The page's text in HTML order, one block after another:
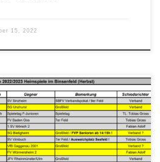
15, 2022
konnte die Jugendleitung dem
Nachbarvereinen FV Steinmauern
Jugendteams melden, die in der
auf dem Platz dem runden Leder